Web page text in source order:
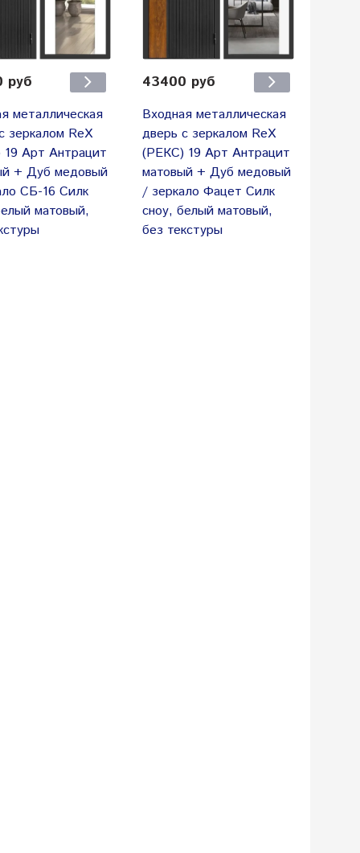
руб
металлическая
зеркалом RеX
Арт Антрацит
+ Дуб медовый
СБ-16 Силк
матовый,
43400 руб
Входная металлическая
дверь с зеркалом RеX
(РЕКС) 19 Арт Антрацит
матовый + Дуб медовый
/ зеркало Фацет Силк
сноу, белый матовый,
без текстуры